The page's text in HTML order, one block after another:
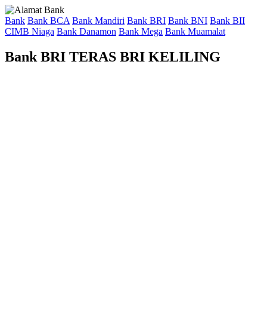
Bank Bank BCA Bank Mandiri Bank BRI Bank BNI Bank BII
CIMB Niaga Bank Danamon Bank Mega Bank Muamalat
Bank BRI TERAS BRI KELILING